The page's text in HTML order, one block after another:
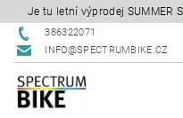
Je tu letní výprodej SUMMER
386322071
INFO@SPECTRUMBIKE.CZ